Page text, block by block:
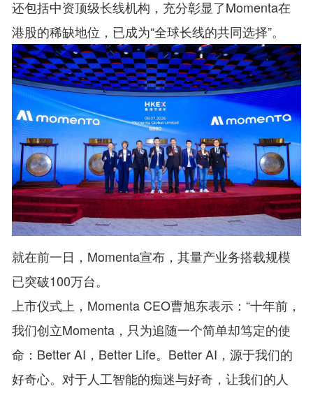
还包括中资顶级长线机构，充分彰显了Momenta在
港股的稀缺地位，已成为“全球长线的共同选择”。
就在前一日，Momenta宣布，其量产业务搭载规模
已突破100万台。
上市仪式上，Momenta CEO曹旭东表示：“十年前，
我们创立Momenta，只为追随一个简单却笃定的使
命：Better AI，Better Life。Better AI，源于我们的
好奇心。对于人工智能的痴迷与好奇，让我们的人